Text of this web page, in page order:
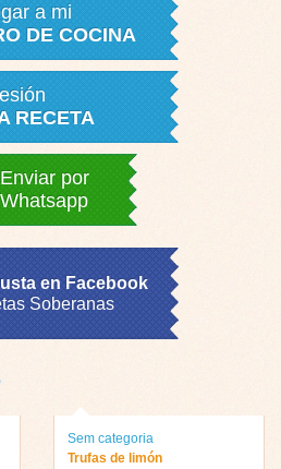
a mi
DE COCINA
RECETA
Enviar por
Whatsapp
en Facebook
Soberanas
Sem categoria
Trufas de limón